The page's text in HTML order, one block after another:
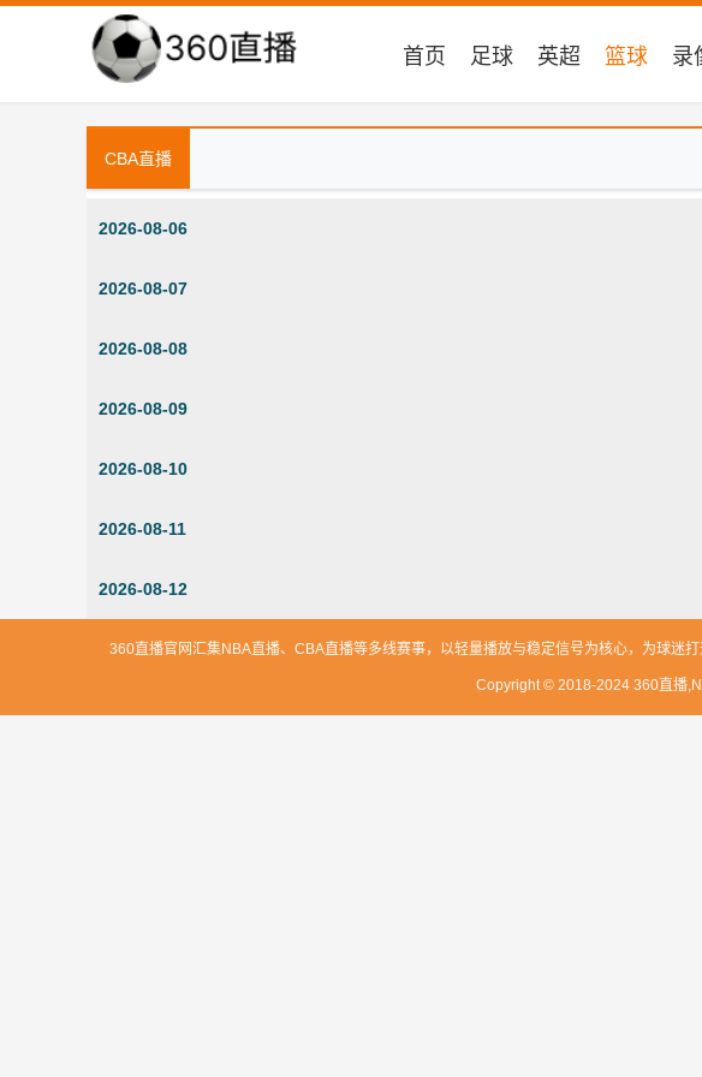
首页 足球 英超 篮球 录
CBA直播
2026-08-06
2026-08-07
2026-08-08
2026-08-09
2026-08-10
2026-08-11
2026-08-12
360直播官网汇集NBA直播、CBA直播等多线赛事，以轻量播放与稳定信号为核心，为球迷
Copyright © 2018-2024 360直播